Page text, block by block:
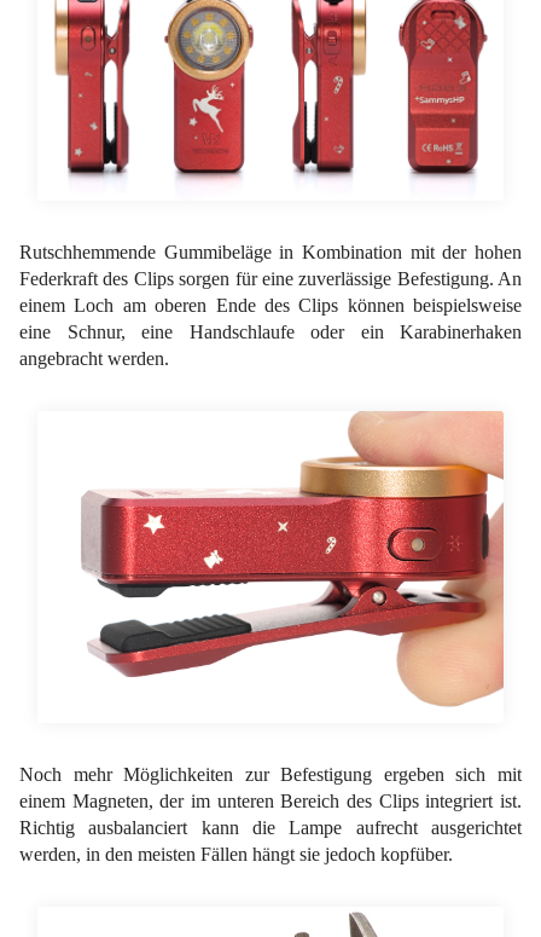
Rutschhemmende Gummibeläge in Kombination mit der hohen
Federkraft des Clips sorgen für eine zuverlässige Befestigung. An
einem Loch am oberen Ende des Clips können beispielsweise
eine Schnur, eine Handschlaufe oder ein Karabinerhaken
angebracht werden.
Noch mehr Möglichkeiten zur Befestigung ergeben sich mit
einem Magneten, der im unteren Bereich des Clips integriert ist.
Richtig ausbalanciert kann die Lampe aufrecht ausgerichtet
werden, in den meisten Fällen hängt sie jedoch kopfüber.